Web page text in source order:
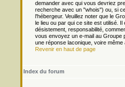
demander avec qui vous devriez
recherche avec un "whois") ou, si
l'hébergeur. Veuillez noter que le
le lieu ou par qui ce site est utilisé.
désistement, responsabilité,
vous envoyez un e-mail au Groupe
une réponse laconique, voire même
Revenir en haut de page
Index du forum